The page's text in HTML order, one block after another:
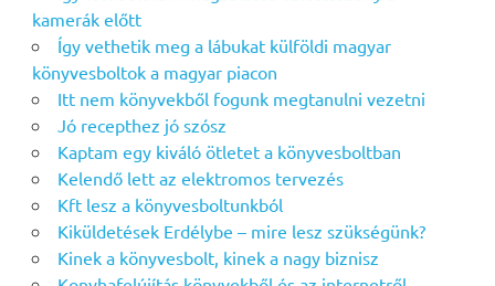
kamerák előtt
Így vethetik meg a lábukat külföldi magyar
könyvesboltok a magyar piacon
Itt nem könyvekből fogunk megtanulni vezetni
Jó recepthez jó szósz
Kaptam egy kiváló ötletet a könyvesboltban
Kelendő lett az elektromos tervezés
Kft lesz a könyvesboltunkból
Kiküldetések Erdélybe – mire lesz szükségünk?
Kinek a könyvesbolt, kinek a nagy biznisz